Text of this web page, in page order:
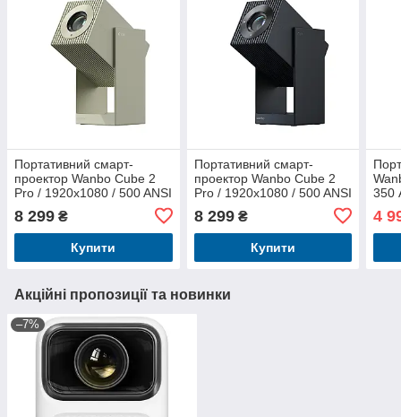
Портативний смарт-
проектор Wanbo Cube 2
Pro / 1920x1080 / 500 ANSI
lm / Android TV 11.0 / Wi-Fi
/ Bluetooth / Зелений
8 299 ₴
Купити
Портативний смарт-
проектор Wanbo Cube 2
Pro / 1920x1080 / 500 ANSI
lm / Android TV 11.0 / Wi-Fi
/ Bluetooth / Темно-синій
8 299₴
Купити
350
4
Акційні пропозиції та новинки
–7%